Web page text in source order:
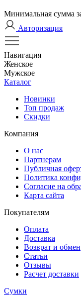
Минимальная сумма
Авторизация
Навигация
Женское
Мужское
Каталог
Новинки
Топ продаж
Скидки
Компания
О нас
Партнерам
Публичная
Политика
Согласие на
Карта сайта
Покупателям
Оплата
Доставка
Возврат и обмен
Статьи
Отзывы
Расчет доставки
Сумки